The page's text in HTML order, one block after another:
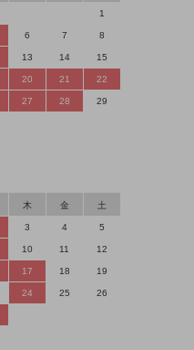
1
6 7 8
13 14 15
20 21 22
27 28 29
木 金 土
3 4 5
10 11 12
17 18 19
24 25 26